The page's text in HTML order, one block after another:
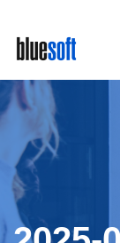
main
content